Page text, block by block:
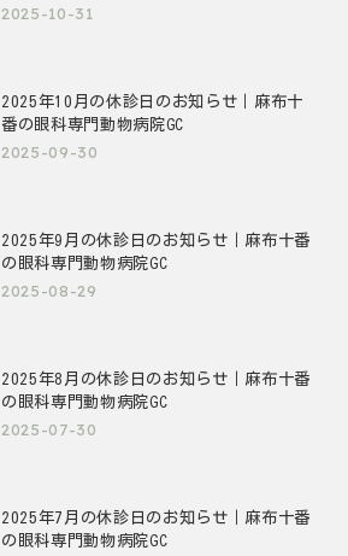
2025-10-31
2025年10月の休診日のお知らせ｜麻布十
番の眼科専門動物病院GC
2025-09-30
2025年9月の休診日のお知らせ｜麻布十番
の眼科専門動物病院GC
2025-08-29
2025年8月の休診日のお知らせ｜麻布十番
の眼科専門動物病院GC
2025-07-30
2025年7月の休診日のお知らせ｜麻布十番
の眼科専門動物病院GC